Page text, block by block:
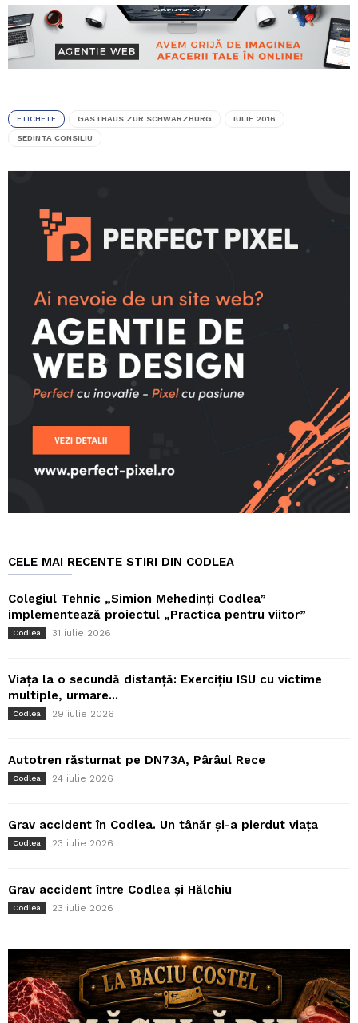
ETICHETE GASTHAUS ZUR SCHWARZBURG IULIE 2016
SEDINTA CONSILIU
CELE MAI RECENTE STIRI DIN CODLEA
Colegiul Tehnic „Simion Mehedinți Codlea”
implementează proiectul „Practica pentru viitor”
Codlea 31 iulie 2026
Viața la o secundă distanță: Exercițiu ISU cu victime
multiple, urmare...
Codlea 29 iulie 2026
Autotren răsturnat pe DN73A, Pârâul Rece
Codlea 24 iulie 2026
Grav accident în Codlea. Un tânăr și-a pierdut viața
Codlea 23 iulie 2026
Grav accident între Codlea și Hălchiu
Codlea 23 iulie 2026